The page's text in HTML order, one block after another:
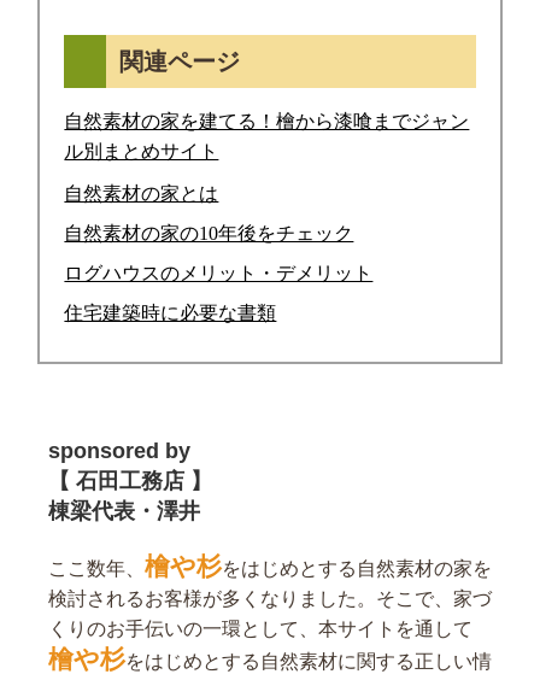
関連ページ
自然素材の家を建てる！檜から漆喰までジャン
ル別まとめサイト
自然素材の家とは
自然素材の家の10年後をチェック
ログハウスのメリット・デメリット
住宅建築時に必要な書類
sponsored by
【 石田工務店 】
棟梁代表・澤井
ここ数年、 檜や杉をはじめとする自然素材の家を
検討されるお客様が多くなりました。そこで、家づ
くりのお手伝いの一環として、本サイトを通して
檜や杉をはじめとする自然素材に関する正しい情